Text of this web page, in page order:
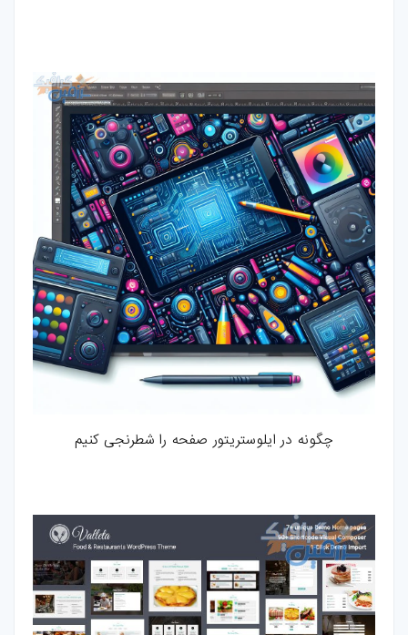
چگونه در ایلوستریتور صفحه را شطرنجی کنیم